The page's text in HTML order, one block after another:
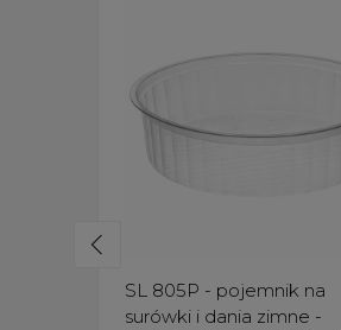
SL 805P - pojemnik na
surówki i dania zimne -